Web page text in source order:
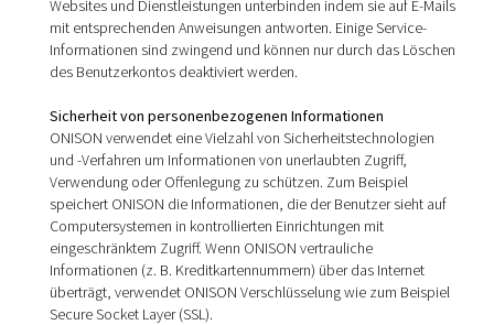
Websites und Dienstleistungen unterbinden indem sie auf E-Mails
mit entsprechenden Anweisungen antworten. Einige Service-
Informationen sind zwingend und können nur durch das Löschen
des Benutzerkontos deaktiviert werden.
Sicherheit von personenbezogenen Informationen
ONISON verwendet eine Vielzahl von Sicherheitstechnologien
und -Verfahren um Informationen von unerlaubten Zugriff,
Verwendung oder Offenlegung zu schützen. Zum Beispiel
speichert ONISON die Informationen, die der Benutzer sieht auf
Computersystemen in kontrollierten Einrichtungen mit
eingeschränktem Zugriff. Wenn ONISON vertrauliche
Informationen (z. B. Kreditkartennummern) über das Internet
überträgt, verwendet ONISON Verschlüsselung wie zum Beispiel
Secure Socket Layer (SSL).